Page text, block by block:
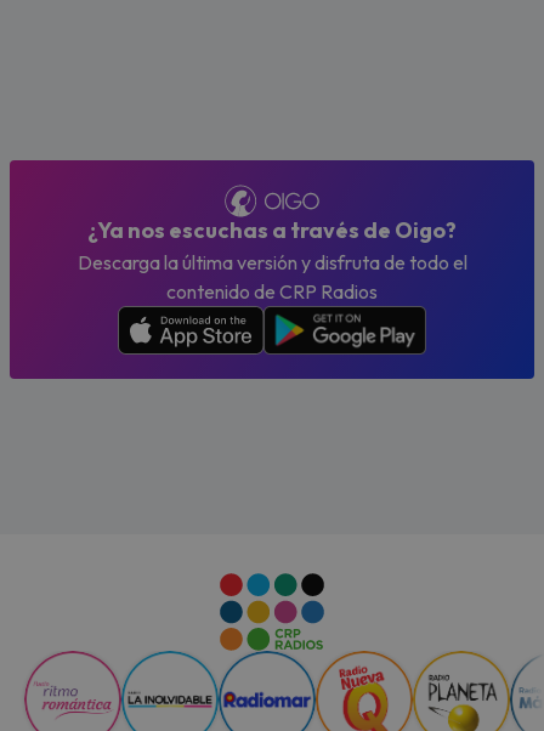
¿Ya nos escuchas a través de Oigo?
Descarga la última versión y disfruta de todo el
contenido de CRP Radios